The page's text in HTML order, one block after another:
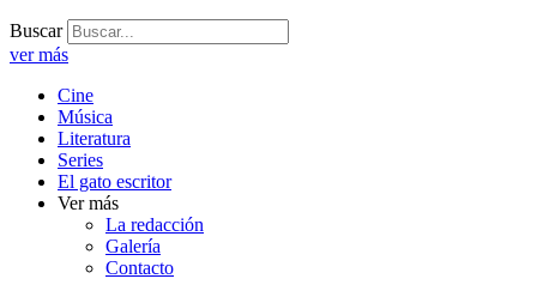
Buscar
ver más
Cine
Música
Literatura
Series
El gato escritor
Ver más
La redacción
Galería
Contacto